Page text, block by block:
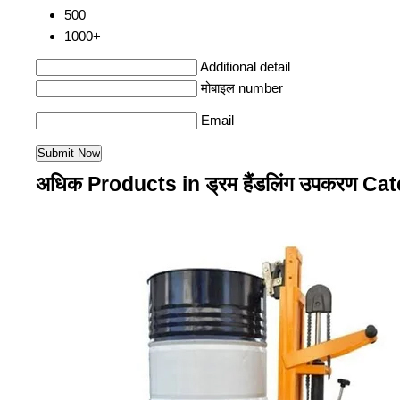
500
1000+
Additional detail
मोबाइल number
Email
अधिक Products in ड्रम हैंडलिंग उपकरण